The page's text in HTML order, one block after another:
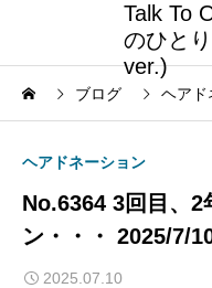
Talk To
のひと
ver.)
ブログ ヘアド
ヘアドネーション
No.6364 3回目、2
ン・・・ 2025/7/
2025.07.10